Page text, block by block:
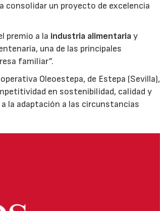
consolidar un proyecto de excelencia
premio a la industria alimentariay
una de las principales
familiar”.
Oleoestepa, de Estepa (Sevilla),
en sostenibilidad, calidad y
la adaptación a las circunstancias